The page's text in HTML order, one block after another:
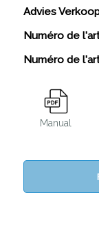
Advies
Numéro de
Numéro de
Manual